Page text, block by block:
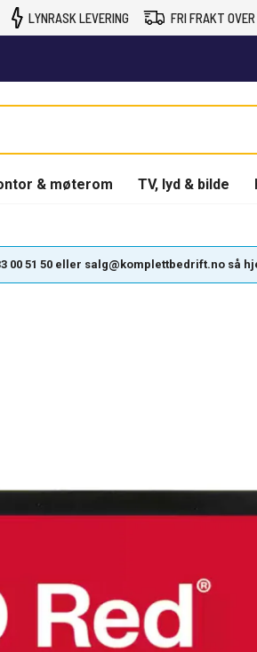
LYNRASK LEVERING FRI FRAKT
& møterom TV, lyd & bilde
51 50 eller salg@komplettbedrift.no så